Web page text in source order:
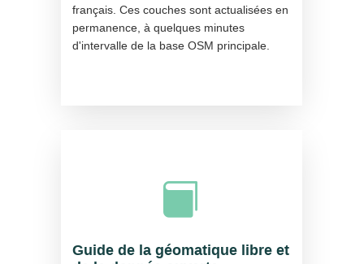
français. Ces couches sont actualisées en
permanence, à quelques minutes
d'intervalle de la base OSM principale.

Guide de la géomatique libre et